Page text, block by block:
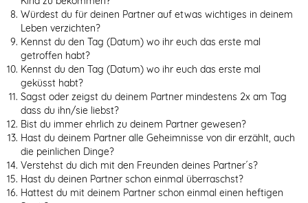
Würdest du für deinen Partner auf etwas wichtiges in deinem
Leben verzichten?
Kennst du den Tag (Datum) wo ihr euch das erste mal
getroffen habt?
Kennst du den Tag (Datum) wo ihr euch das erste mal
geküsst habt?
Sagst oder zeigst du deinem Partner mindestens 2x am Tag
dass du ihn/sie liebst?
Bist du immer ehrlich zu deinem Partner gewesen?
Hast du deinem Partner alle Geheimnisse von dir erzählt, auch
die peinlichen Dinge?
Verstehst du dich mit den Freunden deines Partner´s?
Hast du deinen Partner schon einmal überraschst?
Hattest du mit deinem Partner schon einmal einen heftigen